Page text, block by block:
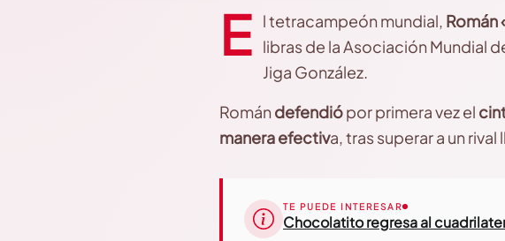
E l tetracampeón mundial, Román
libras de la Asociación Mundial
Jiga González.
Romándefendiópor primera vez el
manera efectiva, tras superar a un
TE PUEDE INTERESAR
Chocolatito regresa al